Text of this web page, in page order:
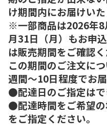
け期間内にお届けいた
※一部商品は2026年8
月31日（月）もお申
は販売期間をご確認く
この期間のご注文に
週間～10日程度でお届
●配達日のご指定はで
●配達時間をご希望
をご指定ください。